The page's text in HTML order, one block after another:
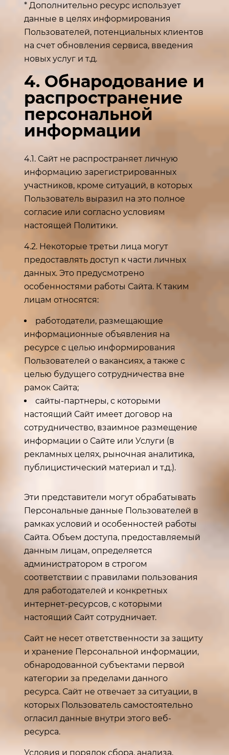
* Дополнительно ресурс использует
данные в целях информирования
Пользователей, потенциальных клиентов
на счет обновления сервиса, введения
новых услуг и т.д.
4. Обнародование и
распространение
персональной
информации
4.1. Сайт не распространяет личную
информацию зарегистрированных
участников, кроме ситуаций, в которых
Пользователь выразил на это полное
согласие или согласно условиям
настоящей Политики.
4.2. Некоторые третьи лица могут
предоставлять доступ к части личных
данных. Это предусмотрено
особенностями работы Сайта. К таким
лицам относятся:
работодатели, размещающие
информационные объявления на
ресурсе с целью информирования
Пользователей о вакансиях, а также с
целью будущего сотрудничества вне
рамок Сайта;
сайты-партнеры, с которыми
настоящий Сайт имеет договор на
сотрудничество, взаимное размещение
информации о Сайте или Услуги (в
рекламных целях, рыночная аналитика,
публицистический материал и т.д.).
Эти представители могут обрабатывать
Персональные данные Пользователей в
рамках условий и особенностей работы
Сайта. Объем доступа, предоставляемый
данным лицам, определяется
администратором в строгом
соответствии с правилами пользования
для работодателей и конкретных
интернет-ресурсов, с которыми
настоящий Сайт сотрудничает.
Сайт не несет ответственности за защиту
и хранение Персональной информации,
обнародованной субъектами первой
категории за пределами данного
ресурса. Сайт не отвечает за ситуации, в
которых Пользователь самостоятельно
огласил данные внутри этого веб-
ресурса.
Условия и порядок сбора, анализа,